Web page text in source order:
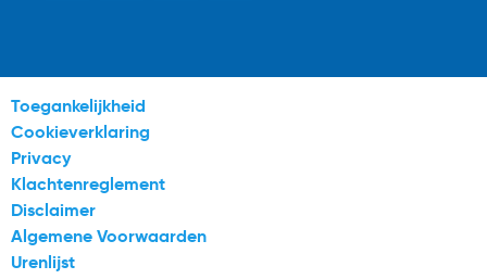
Toegankelijkheid
Cookieverklaring
Privacy
Klachtenreglement
Disclaimer
Algemene Voorwaarden
Urenlijst